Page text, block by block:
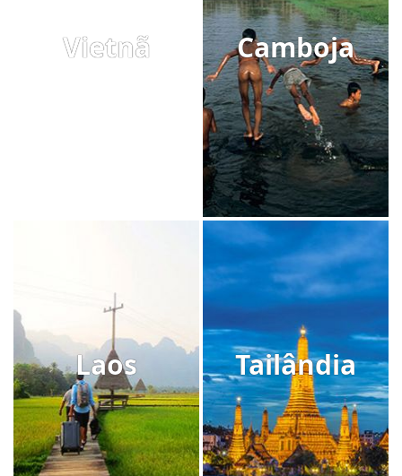
Vietnã Camboja
Laos Tailândia